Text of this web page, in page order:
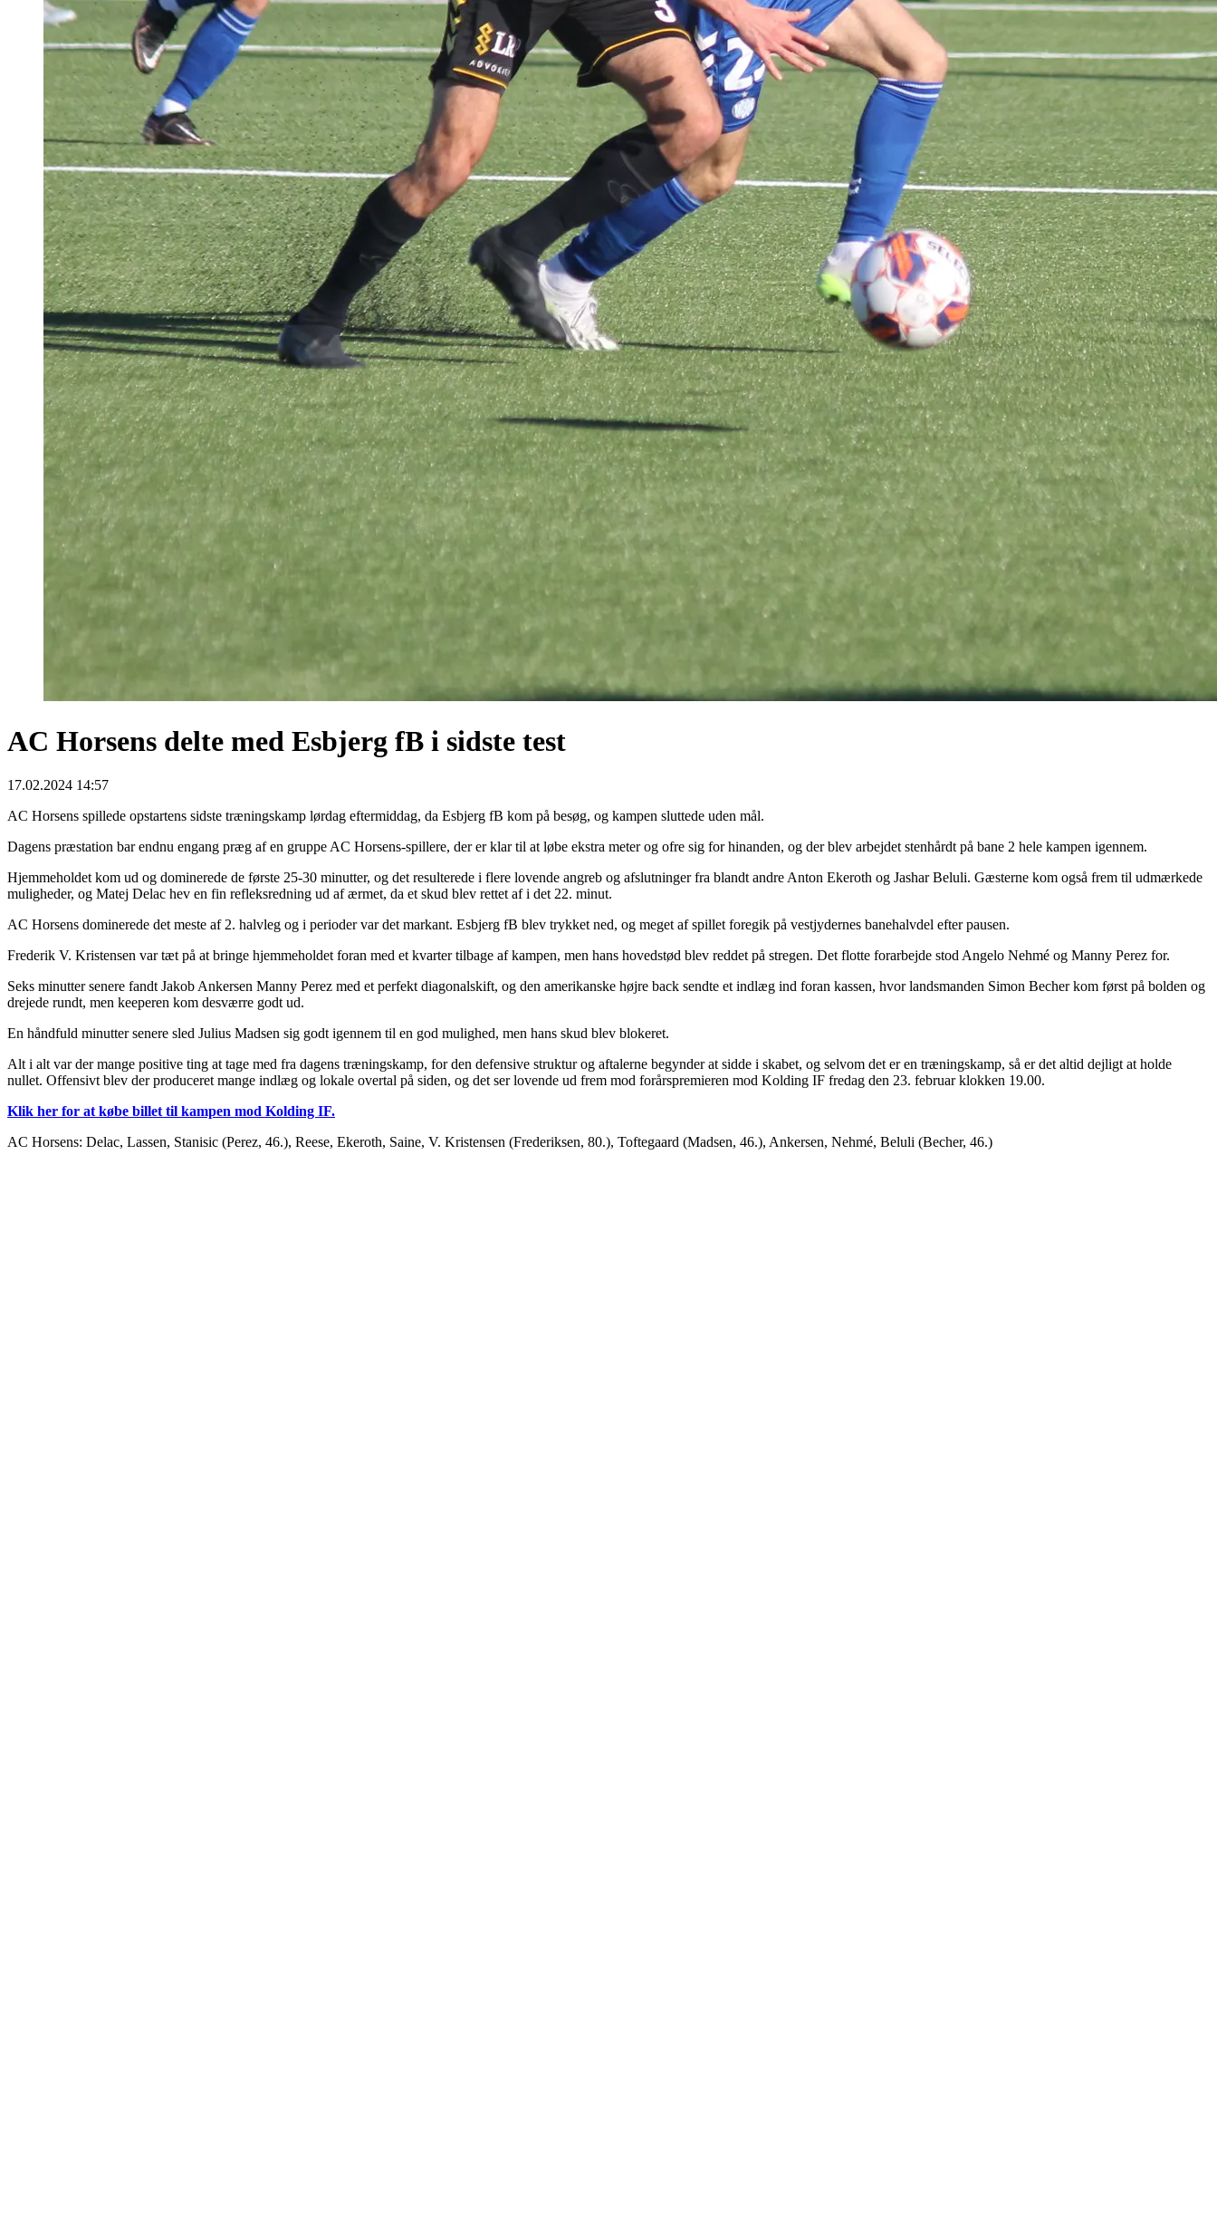
AC Horsens delte med Esbjerg fB i sidste test
17.02.2024 14:57
AC Horsens spillede opstartens sidste træningskamp lørdag eftermiddag, da Esbjerg fB kom på besøg, og kampen sluttede uden mål.
Dagens præstation bar endnu engang præg af en gruppe AC Horsens-spillere, der er klar til at løbe ekstra meter og ofre sig for hinanden, og der blev arbejdet stenhårdt på bane 2 hele kampen igennem.
Hjemmeholdet kom ud og dominerede de første 25-30 minutter, og det resulterede i flere lovende angreb og afslutninger fra blandt andre Anton Ekeroth og Jashar Beluli. Gæsterne kom også frem til udmærkede
muligheder, og Matej Delac hev en fin refleksredning ud af ærmet, da et skud blev rettet af i det 22. minut.
AC Horsens dominerede det meste af 2. halvleg og i perioder var det markant. Esbjerg fB blev trykket ned, og meget af spillet foregik på vestjydernes banehalvdel efter pausen.
Frederik V. Kristensen var tæt på at bringe hjemmeholdet foran med et kvarter tilbage af kampen, men hans hovedstød blev reddet på stregen. Det flotte forarbejde stod Angelo Nehmé og Manny Perez for.
Seks minutter senere fandt Jakob Ankersen Manny Perez med et perfekt diagonalskift, og den amerikanske højre back sendte et indlæg ind foran kassen, hvor landsmanden Simon Becher kom først på bolden og
drejede rundt, men keeperen kom desværre godt ud.
En håndfuld minutter senere sled Julius Madsen sig godt igennem til en god mulighed, men hans skud blev blokeret.
Alt i alt var der mange positive ting at tage med fra dagens træningskamp, for den defensive struktur og aftalerne begynder at sidde i skabet, og selvom det er en træningskamp, så er det altid dejligt at holde
nullet. Offensivt blev der produceret mange indlæg og lokale overtal på siden, og det ser lovende ud frem mod forårspremieren mod Kolding IF fredag den 23. februar klokken 19.00.
Klik her for at købe billet til kampen mod Kolding IF.
AC Horsens: Delac, Lassen, Stanisic (Perez, 46.), Reese, Ekeroth, Saine, V. Kristensen (Frederiksen, 80.), Toftegaard (Madsen, 46.), Ankersen, Nehmé, Beluli (Becher, 46.)